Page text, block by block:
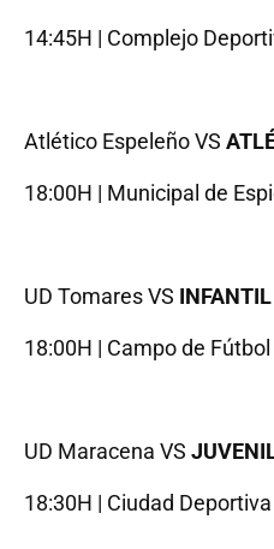
14:45H | Complejo
Atlético Espeleño VS
18:00H | Municipal de
UD Tomares VS
18:00H | Campo de
UD Maracena VS
18:30H | Ciudad